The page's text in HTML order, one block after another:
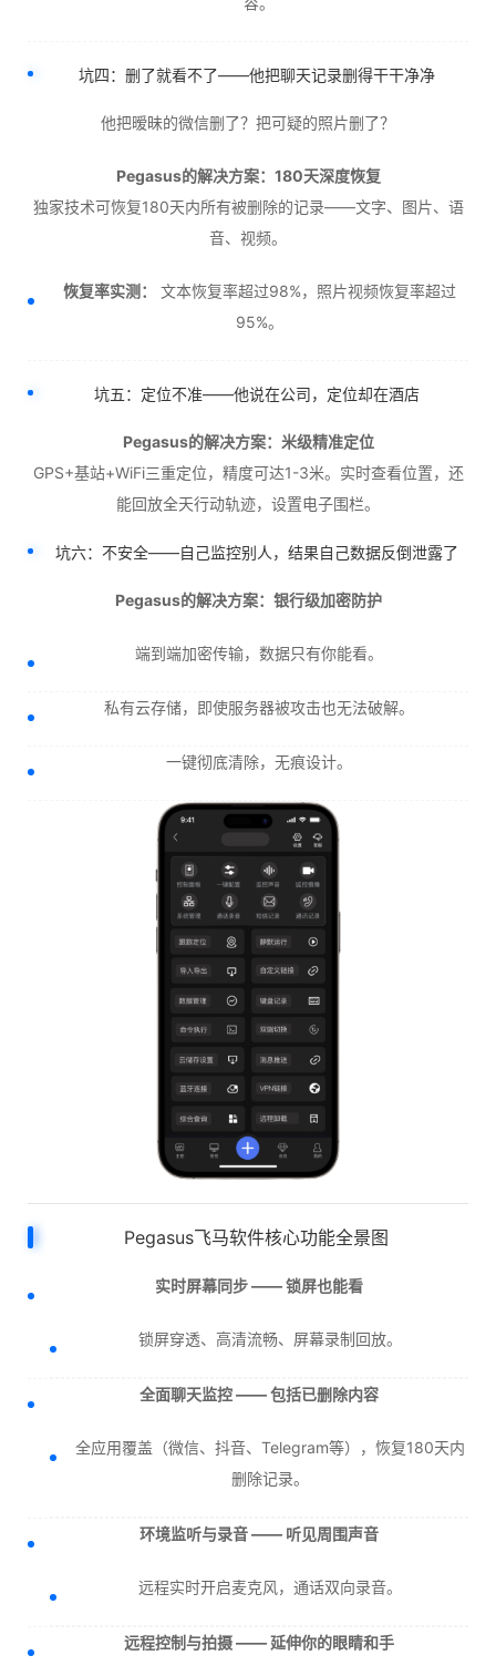
坑四：删了就看不了——他把聊天记录删得干干净净
他把暧昧的微信删了？把可疑的照片删了？
Pegasus的解决方案：180天深度恢复
独家技术可恢复180天内所有被删除的记录——文字、图片、语
音、视频。
恢复率实测：
文本恢复率超过98%，照片视频恢复率超过
95%。
坑五：定位不准——他说在公司，定位却在酒店
Pegasus的解决方案：米级精准定位
GPS+基站+WiFi三重定位，精度可达1-3米。实时查看位置，还
能回放全天行动轨迹，设置电子围栏。
坑六：不安全——自己监控别人，结果自己数据反倒泄露了
Pegasus的解决方案：银行级加密防护
端到端加密传输，数据只有你能看。
私有云存储，即使服务器被攻击也无法破解。
一键彻底清除，无痕设计。
Pegasus飞马软件核心功能全景图
实时屏幕同步 —— 锁屏也能看
锁屏穿透、高清流畅、屏幕录制回放。
全面聊天监控 —— 包括已删除内容
全应用覆盖（微信、抖音、Telegram等），恢复180天内
删除记录。
环境监听与录音 —— 听见周围声音
远程实时开启麦克风，通话双向录音。
远程控制与拍摄 —— 延伸你的眼睛和手